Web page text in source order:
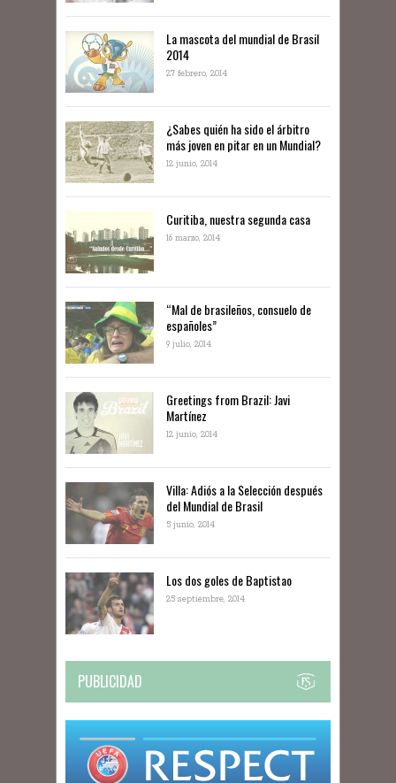
La mascota del mundial de Brasil
2014
27 febrero, 2014
¿Sabes quién ha sido el árbitro
más joven en pitar en un Mundial?
12 junio, 2014
Curitiba, nuestra segunda casa
16 marzo, 2014
“Mal de brasileños, consuelo de
españoles”
9 julio, 2014
Greetings from Brazil: Javi
Martínez
12 junio, 2014
Villa: Adiós a la Selección después
del Mundial de Brasil
5 junio, 2014
Los dos goles de Baptistao
25 septiembre, 2014
PUBLICIDAD